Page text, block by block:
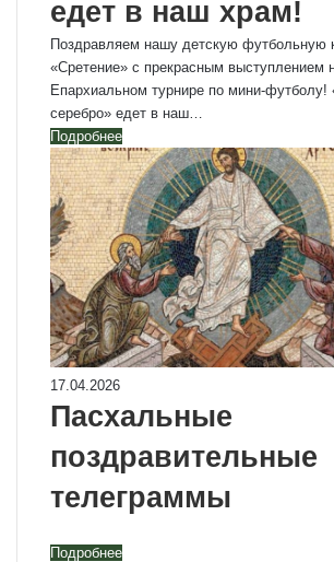
едет в наш храм!
Поздравляем нашу детскую футбольную
«Сретение» с прекрасным выступлением
Епархиальном турнире по мини-футболу!
серебро» едет в наш…
Подробнее
17.04.2026
Пасхальные
поздравительные
телеграммы
Подробнее